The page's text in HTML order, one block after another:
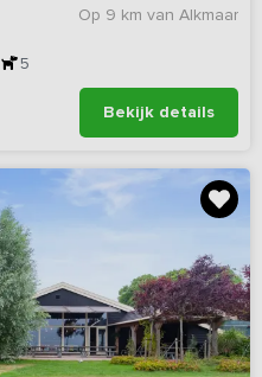
Op 9 km van Alkmaar
5
Bekijk details